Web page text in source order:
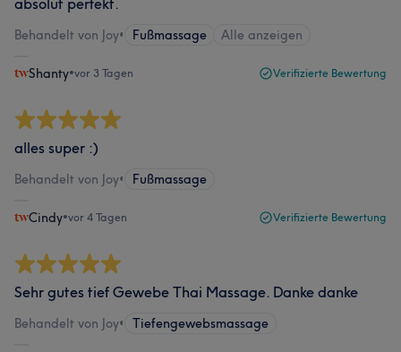
absolut perfekt.
Behandelt von Joy• Fußmassage Alle anzeigen
Shanty•vor 3 Tagen Verifizierte Bewertung
alles super :)
Behandelt von Joy• Fußmassage
Cindy•vor 4 Tagen Verifizierte Bewertung
Sehr gutes tief Gewebe Thai Massage. Danke danke
Behandelt von Joy• Tiefengewebsmassage